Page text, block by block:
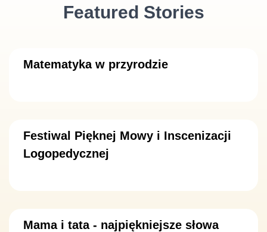
Featured Stories
Matematyka w przyrodzie
Festiwal Pięknej Mowy i Inscenizacji
Logopedycznej
Mama i tata - najpiękniejsze słowa